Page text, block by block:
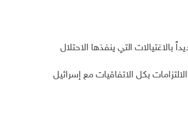
التي ينفذها الاحتلال
بكل الاتفاقيات مع إسرائيل